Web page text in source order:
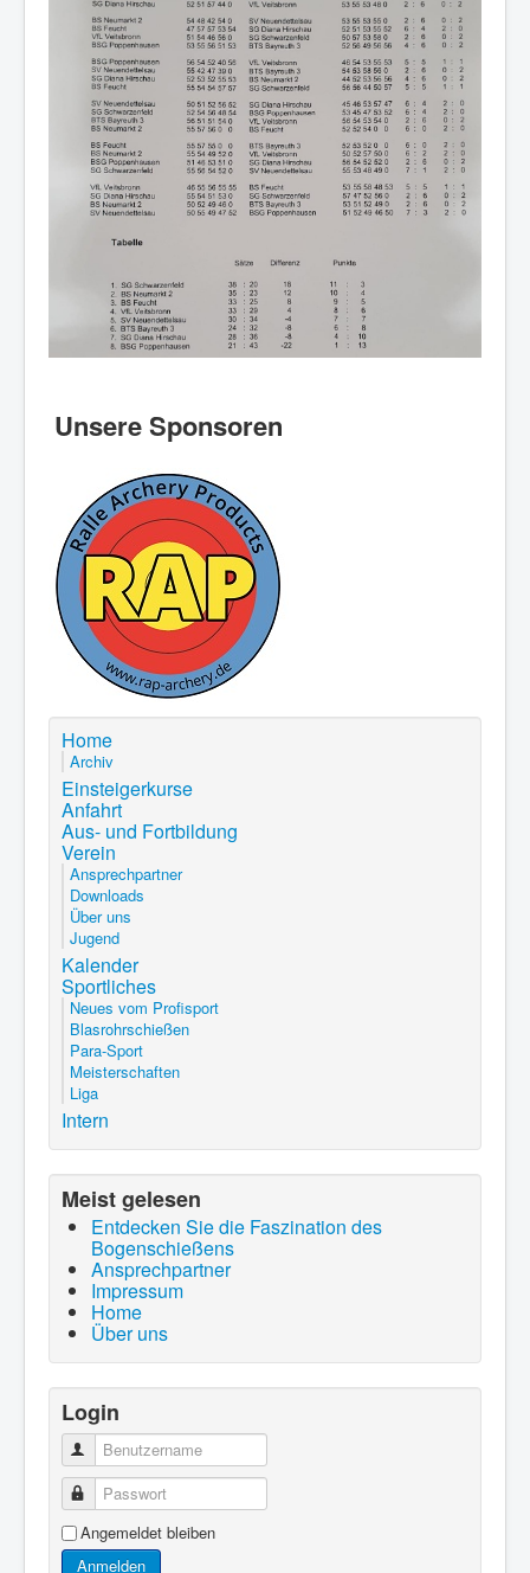
Unsere Sponsoren
Home
Archiv
Einsteigerkurse
Anfahrt
Aus- und Fortbildung
Verein
Ansprechpartner
Downloads
Über uns
Jugend
Kalender
Sportliches
Neues vom Profisport
Blasrohrschießen
Para-Sport
Meisterschaften
Liga
Intern
Meist gelesen
Entdecken Sie die Faszination des
Bogenschießens
Ansprechpartner
Impressum
Home
Über uns
Login
Benutzername
Passwort
Angemeldet bleiben
Anmelden